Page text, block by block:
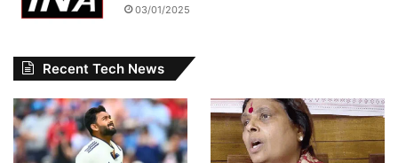
03/01/2025
Recent Tech News